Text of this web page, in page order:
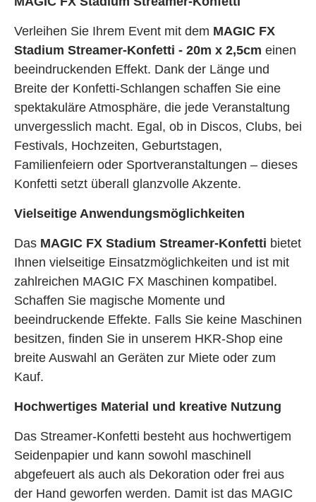
Verleihen Sie Ihrem Event mit dem MAGIC FX
Stadium Streamer-Konfetti - 20m x 2,5cm einen
beeindruckenden Effekt. Dank der Länge und
Breite der Konfetti-Schlangen schaffen Sie eine
spektakuläre Atmosphäre, die jede Veranstaltung
unvergesslich macht. Egal, ob in Discos, Clubs, bei
Festivals, Hochzeiten, Geburtstagen,
Familienfeiern oder Sportveranstaltungen – dieses
Konfetti setzt überall glanzvolle Akzente.
Vielseitige Anwendungsmöglichkeiten
Das MAGIC FX Stadium Streamer-Konfetti bietet
Ihnen vielseitige Einsatzmöglichkeiten und ist mit
zahlreichen MAGIC FX Maschinen kompatibel.
Schaffen Sie magische Momente und
beeindruckende Effekte. Falls Sie keine Maschinen
besitzen, finden Sie in unserem HKR-Shop eine
breite Auswahl an Geräten zur Miete oder zum
Kauf.
Hochwertiges Material und kreative Nutzung
Das Streamer-Konfetti besteht aus hochwertigem
Seidenpapier und kann sowohl maschinell
abgefeuert als auch als Dekoration oder frei aus
der Hand geworfen werden. Damit ist das MAGIC